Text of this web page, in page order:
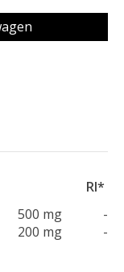
RI*
500 mg
200 mg
-
-